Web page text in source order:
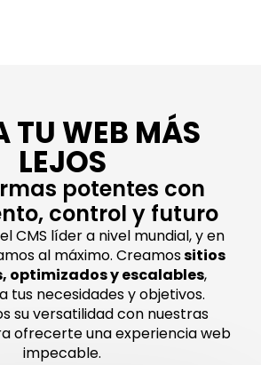
TU WEB MÁS
LEJOS
potentes con
control y futuro
CMS líder a nivel mundial, y en
al máximo. Creamossitios
optimizados y escalables,
tus necesidades y objetivos.
su versatilidad con nuestras
ofrecerte una experiencia web
impecable.